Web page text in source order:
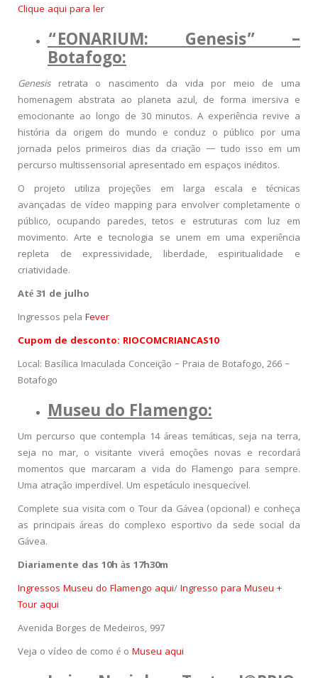
Clique aqui para ler
“EONARIUM: Genesis” –
Botafogo:
Genesis retrata o nascimento da vida por meio de uma
homenagem abstrata ao planeta azul, de forma imersiva e
emocionante ao longo de 30 minutos. A experiência revive a
história da origem do mundo e conduz o público por uma
jornada pelos primeiros dias da criação — tudo isso em um
percurso multissensorial apresentado em espaços inéditos.
O projeto utiliza projeções em larga escala e técnicas
avançadas de vídeo mapping para envolver completamente o
público, ocupando paredes, tetos e estruturas com luz em
movimento. Arte e tecnologia se unem em uma experiência
repleta de expressividade, liberdade, espiritualidade e
criatividade.
Até 31 de julho
Ingressos pela Fever
Cupom de desconto: RIOCOMCRIANCAS10
Local: Basílica Imaculada Conceição – Praia de Botafogo, 266 –
Botafogo
Museu do Flamengo:
Um percurso que contempla 14 áreas temáticas, seja na terra,
seja no mar, o visitante viverá emoções novas e recordará
momentos que marcaram a vida do Flamengo para sempre.
Uma atração imperdível. Um espetáculo inesquecível.
Complete sua visita com o Tour da Gávea (opcional) e conheça
as principais áreas do complexo esportivo da sede social da
Gávea.
Diariamente das 10h às 17h30m
Ingressos Museu do Flamengo aqui/Ingresso para Museu +
Tour aqui
Avenida Borges de Medeiros, 997
Veja o vídeo de como é o Museu aqui